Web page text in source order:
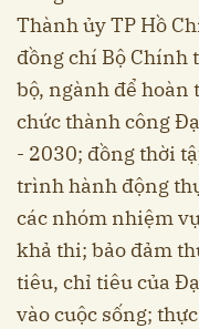
Thành ủy TP Hồ
đồng chí Bộ Chính
bộ, ngành để
chức thành công
- 2030; đồng thời
trình hành động
các nhóm nhiệm
khả thi; bảo đảm
tiêu, chỉ tiêu của
vào cuộc sống;